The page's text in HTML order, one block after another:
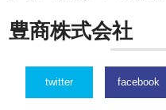
豊商株式会社
twitter facebook